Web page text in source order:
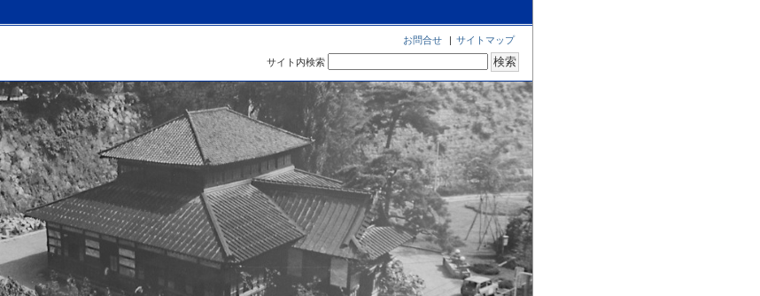
お問合せ | サイトマップ
サイト内検索